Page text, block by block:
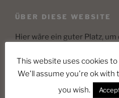
ÜBER DIESE WEBSITE
Hier wäre ein guter Platz,
This website uses cookies
We'll assume you're ok with
you wish.